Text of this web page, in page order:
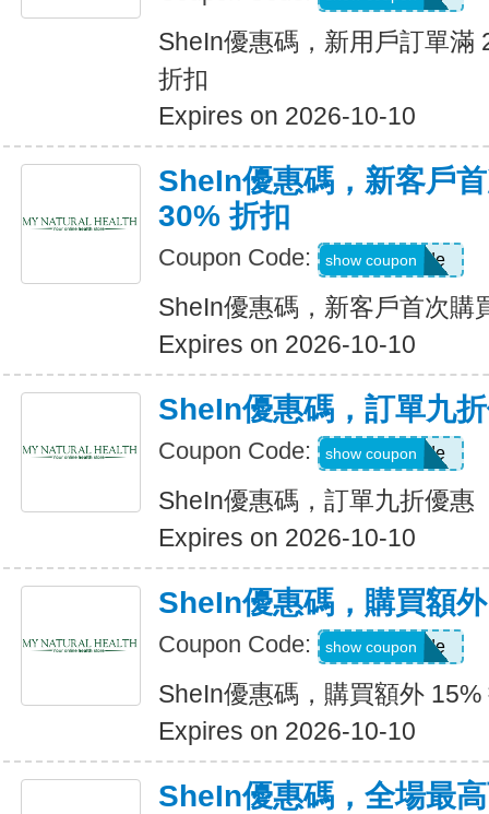
SheIn優惠碼，新用戶訂單滿
折扣
Expires on 2026-10-10
SheIn優惠碼，新客戶
30% 折扣
Coupon Code: Show Code
show coupon
SheIn優惠碼，新客戶首次購
Expires on 2026-10-10
SheIn優惠碼，訂單九
Coupon Code: Show Code
show coupon
SheIn優惠碼，訂單九折優惠
Expires on 2026-10-10
SheIn優惠碼，購買額
Coupon Code: Show Code
show coupon
SheIn優惠碼，購買額外 15%
Expires on 2026-10-10
SheIn優惠碼，全場最